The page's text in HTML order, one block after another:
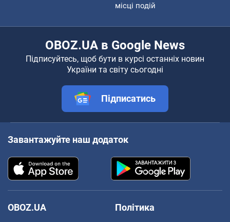
місці подій
OBOZ.UA в Google News
Підписуйтесь, щоб бути в курсі останніх новин
України та світу сьогодні
Підписатись
Завантажуйте наш додаток
OBOZ.UA
Політика